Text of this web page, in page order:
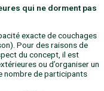
qui ne dorment pas
exacte de couchages
Pour des raisons de
du concept, il est
ou d’organiser un
nombre de participants